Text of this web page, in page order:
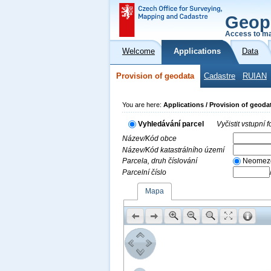
Access to
Welcome Applications Data
Provision of geodata Cadastre RUIAN
You are here: Applications / Provision of
Vyhledávání parcel
Vyčistit vstupní
Název/Kód obce
Název/Kód katastrálního území
Parcela, druh číslování
Parcelní číslo
Mapa